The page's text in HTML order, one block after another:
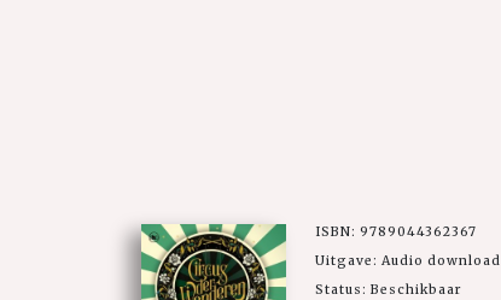
ISBN: 9789044362367
Uitgave: Audio download
Status: Beschikbaar